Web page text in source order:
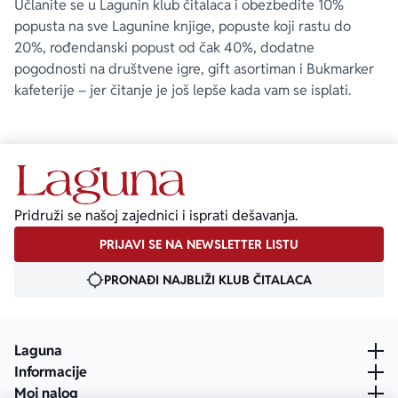
Učlanite se u Lagunin klub čitalaca i obezbedite 10%
popusta na sve Lagunine knjige, popuste koji rastu do
20%, rođendanski popust od čak 40%, dodatne
pogodnosti na društvene igre, gift asortiman i Bukmarker
kafeterije – jer čitanje je još lepše kada vam se isplati.
Pridruži se našoj zajednici i isprati dešavanja.
PRIJAVI SE NA NEWSLETTER LISTU
PRONAĐI NAJBLIŽI KLUB ČITALACA
Laguna
Informacije
Moj nalog